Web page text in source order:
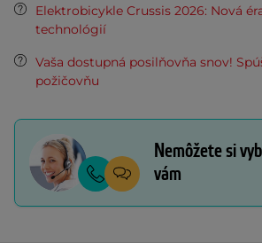
Elektrobicykle Crussis 2026: Nová
technológií
Vaša dostupná posilňovňa snov!
požičovňu
Nemôžete si
vám